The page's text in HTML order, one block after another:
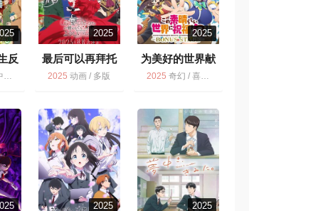
反
2025
最后可以再拜托
您一件事吗
6.4
2025 动画 / 多版
2025
为美好的世界献
上祝福！
8.9
2025 奇幻 / 喜剧 / 冒险 / 多版 / 动画
2025 2025